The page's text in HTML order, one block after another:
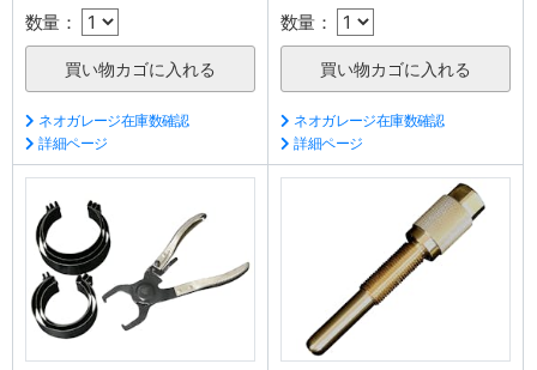
数量：
ネオガレージ在庫数確認
詳細ページ
数量：
ネオガレージ在庫数確認
詳細ページ